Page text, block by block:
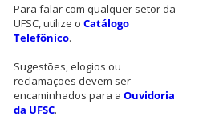
Para falar com qualquer setor da
UFSC, utilize o Catálogo
Telefônico.
Sugestões, elogios ou
reclamações devem ser
encaminhados para a Ouvidoria
da UFSC.